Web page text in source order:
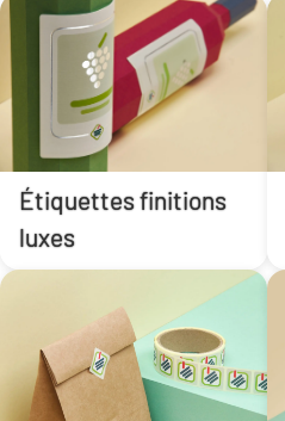
Étiquettes finitions
luxes